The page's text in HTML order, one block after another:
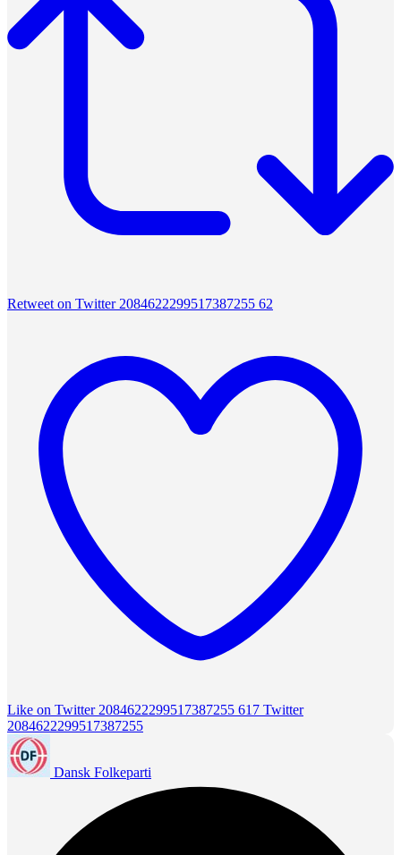
Retweet on Twitter 2084622299517387255 62
Like on Twitter 2084622299517387255 617 Twitter
2084622299517387255
Dansk Folkeparti